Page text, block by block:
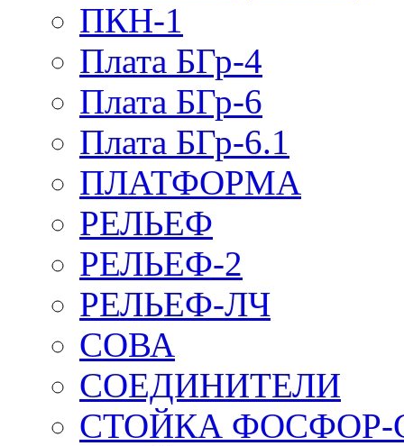
ПКН-1
Плата БГр-4
Плата БГр-6
Плата БГр-6.1
ПЛАТФОРМА
РЕЛЬЕФ
РЕЛЬЕФ-2
РЕЛЬЕФ-ЛЧ
СОВА
СОЕДИНИТЕЛИ
СТОЙКА ФОСФОР-